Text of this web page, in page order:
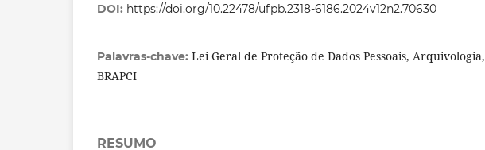
DOI: https://doi.org/10.22478/ufpb.2318-6186.2024v12n2.70630
Palavras-chave: Lei Geral de Proteção de Dados Pessoais, Arquivologia,
BRAPCI
RESUMO